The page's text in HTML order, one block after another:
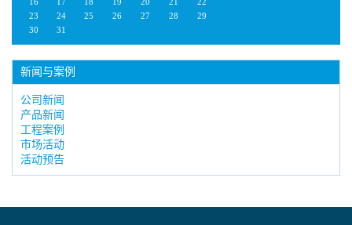
23
24 25 26 27 28
29
30
31
新闻与案例
公司新闻
产品新闻
工程案例
市场活动
活动预告